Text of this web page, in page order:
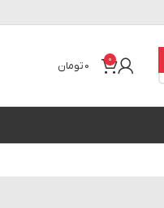
0
0تومان